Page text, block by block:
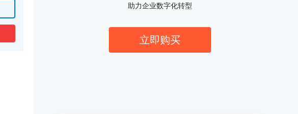
助力企业数字化转型
立即购买